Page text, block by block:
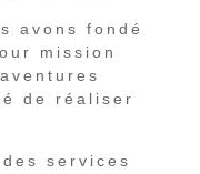
avons fondé
mission
de réaliser
services